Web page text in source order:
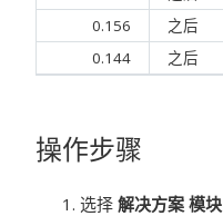
0.156
之后
0.144
之后
操作步骤
选择 解决方案 模块